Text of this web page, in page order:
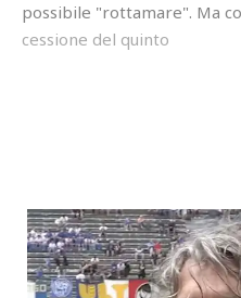
possibile "rottamare". Ma
cessione del quinto